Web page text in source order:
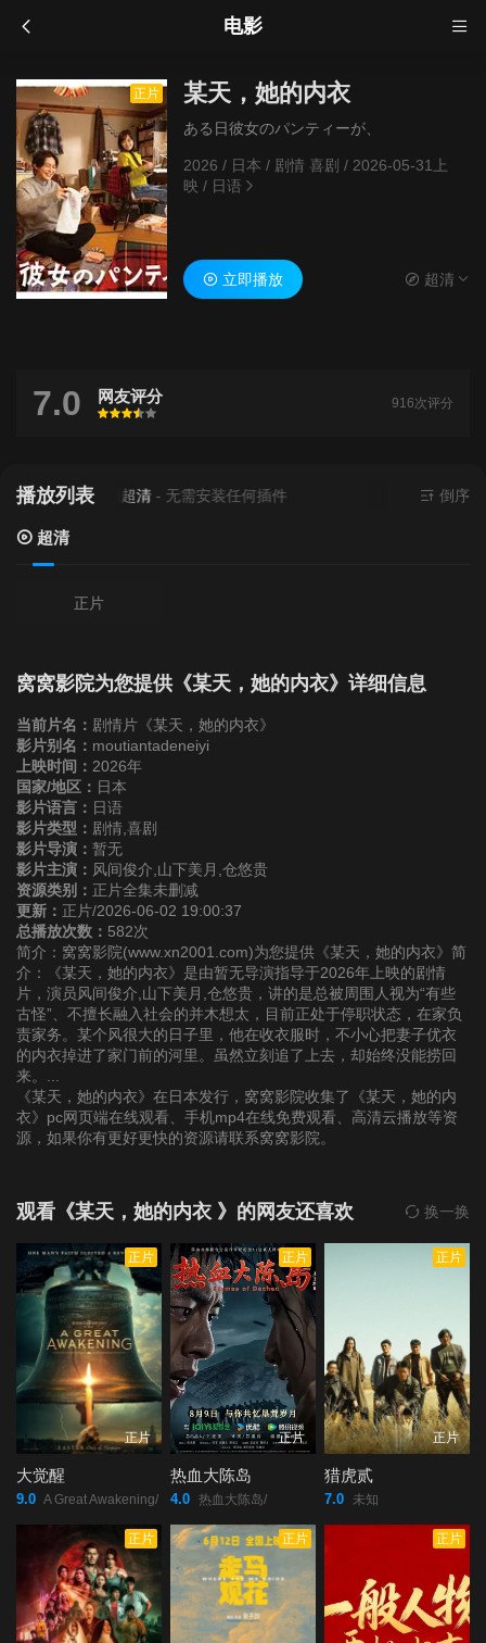
电影
正片 某天，她的内衣
ある日彼女のパンティーが、
2026 / 日本 / 剧情 喜剧/ 2026-05-31上
映 / 日语
立即播放 超清
7.0 网友评分
很差
较差还行推荐力荐
916次评分
播放列表
当前资源来源 超清- 无需安装任何插件 倒序
超清
正片
窝窝影院为您提供《某天，她的内衣》详细信息
当前片名： 剧情片《某天，她的内衣》
影片别名： moutiantadeneiyi
上映时间： 2026年
国家/地区： 日本
影片语言： 日语
影片类型： 剧情,喜剧
影片导演： 暂无
影片主演： 风间俊介,山下美月,仓悠贵
资源类别： 正片全集未删减
更新： 正片/2026-06-02 19:00:37
总播放次数： 582次
简介：窝窝影院(www.xn2001.com)为您提供《某天，她的内衣》简
介：《某天，她的内衣》是由暂无导演指导于2026年上映的剧情
片，演员风间俊介,山下美月,仓悠贵，讲的是总被周围人视为“有些
古怪”、不擅长融入社会的并木想太，目前正处于停职状态，在家负
责家务。某个风很大的日子里，他在收衣服时，不小心把妻子优衣
的内衣掉进了家门前的河里。虽然立刻追了上去，却始终没能捞回
来。...
《某天，她的内衣》在日本发行，窝窝影院收集了《某天，她的内
衣》pc网页端在线观看、手机mp4在线免费观看、高清云播放等资
源，如果你有更好更快的资源请联系窝窝影院。
观看《某天，她的内衣 》的网友还喜欢 换一换
正片
正片
大觉醒
9.0 A Great Awakening/
正片
正片
热血大陈岛
4.0 热血大陈岛/
正片
正片
猎虎贰
7.0 未知
正片 正片 正片